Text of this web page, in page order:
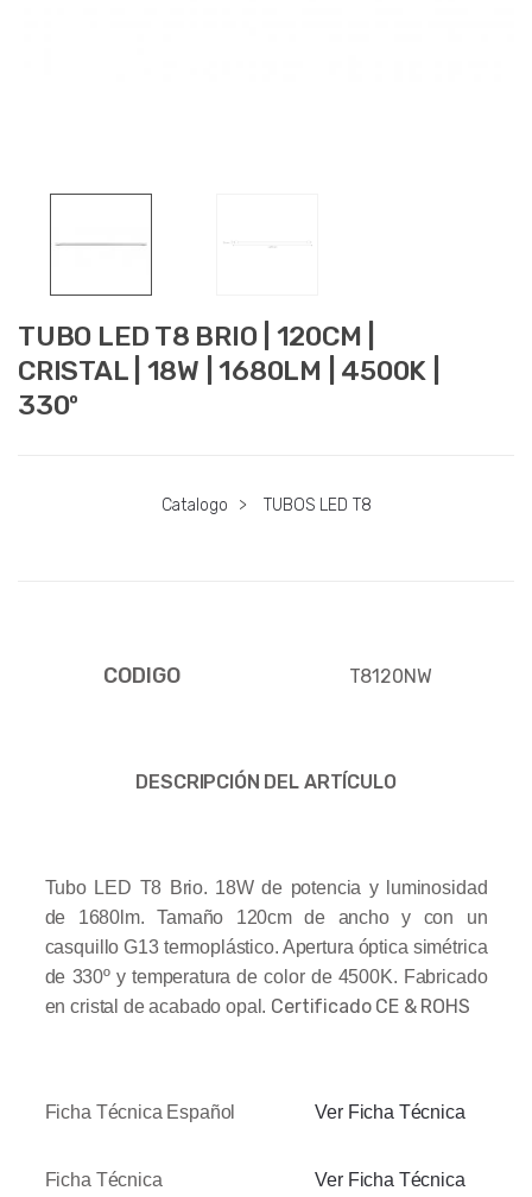
TUBO LED T8 BRIO | 120CM |
CRISTAL | 18W | 1680LM | 4500K |
330º
Catalogo > TUBOS LED T8
CODIGO T8120NW
DESCRIPCIÓN DEL ARTÍCULO
Tubo LED T8 Brio. 18W de potencia y luminosidad
de 1680lm. Tamaño 120cm de ancho y con un
casquillo G13 termoplástico. Apertura óptica simétrica
de 330º y temperatura de color de 4500K. Fabricado
en cristal de acabado opal. Certificado CE & ROHS
Ficha Técnica Español Ver Ficha Técnica
Ficha Técnica
Ver Ficha Técnica